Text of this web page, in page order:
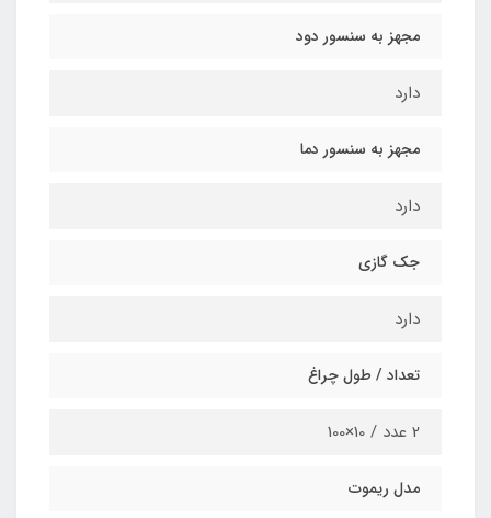
مجهز به سنسور دود
دارد
مجهز به سنسور دما
دارد
جک گازی
دارد
تعداد / طول چراغ
2 عدد / 10×100
مدل ریموت